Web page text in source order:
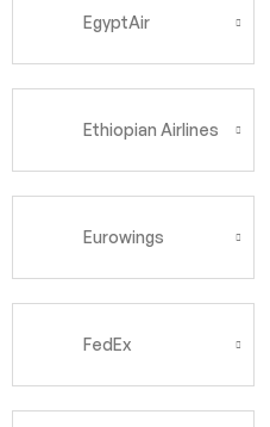
EgyptAir
Ethiopian Airlines
Eurowings
FedEx